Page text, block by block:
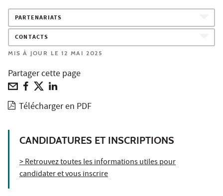
PARTENARIATS
CONTACTS
MIS À JOUR LE 12 MAI 2025
Partager cette page
Télécharger en PDF
CANDIDATURES ET INSCRIPTIONS
> Retrouvez toutes les informations utiles pour
candidater et vous inscrire